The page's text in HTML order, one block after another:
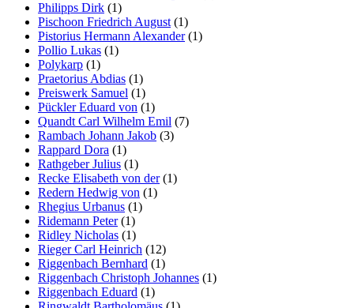
Philipps Dirk (1)
Pischoon Friedrich August (1)
Pistorius Hermann Alexander(1)
Pollio Lukas (1)
Polykarp (1)
Praetorius Abdias (1)
Preiswerk Samuel (1)
Pückler Eduard von (1)
Quandt Carl Wilhelm Emil (7)
Rambach Johann Jakob (3)
Rappard Dora (1)
Rathgeber Julius (1)
Recke Elisabeth von der(1)
Redern Hedwig von (1)
Rhegius Urbanus (1)
Ridemann Peter(1)
Ridley Nicholas (1)
Rieger Carl Heinrich (12)
Riggenbach Bernhard (1)
Riggenbach Christoph Johannes (1)
Riggenbach Eduard (1)